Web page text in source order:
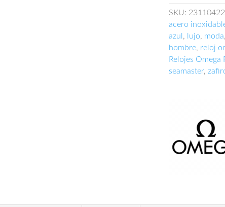
cantidad
SKU:
acero
azul , lujo, moda,
hombre, reloj
Relojes Omega
seamaster,